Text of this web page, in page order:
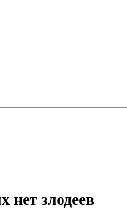
злодеев